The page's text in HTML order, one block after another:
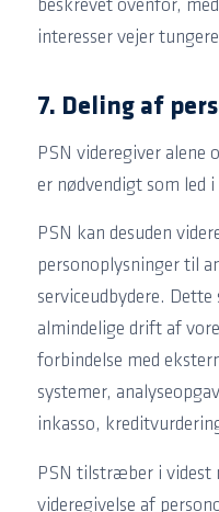
beskrevet ovenfor,
interesser vejer
7. Deling af
PSN videregiver alene
er nødvendigt som led
PSN kan desuden
personoplysninger til
serviceudbydere.
almindelige drift af
forbindelse med
systemer,
inkasso,
PSN tilstræber i
videregivelse af